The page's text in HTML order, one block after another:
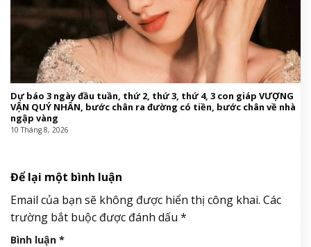
Dự báo 3 ngày đầu tuần, thứ 2, thứ 3, thứ 4, 3 con giáp VƯỢNG
VẬN QUÝ NHÂN, bước chân ra đường có tiền, bước chân về nhà
ngập vàng
10 Tháng 8, 2026
Để lại một bình luận
Email của bạn sẽ không được hiển thị công khai. Các
trường bắt buộc được đánh dấu *
Bình luận *